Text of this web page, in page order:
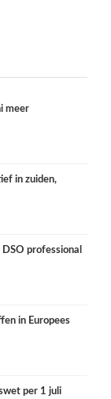
meer
in zuiden,
professional
in Europees
per 1 juli